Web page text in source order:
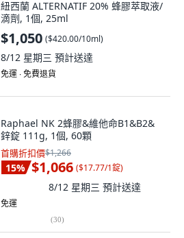
紐西蘭 ALTERNATIF 20% 蜂膠萃取液/
滴劑, 1個, 25ml
$1,050 ($420.00/10ml)
8/12 星期三 預計送達
免運 ∙ 免費退貨
Raphael NK 2蜂膠&維他命B1&B2&
鋅錠 111g, 1個, 60顆
首購折扣價$1,266
15% $1,066 ($17.77/1錠)
8/12 星期三 預計送達
免運
(30)